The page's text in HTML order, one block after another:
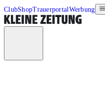
ClubShopTrauerportalWerbung